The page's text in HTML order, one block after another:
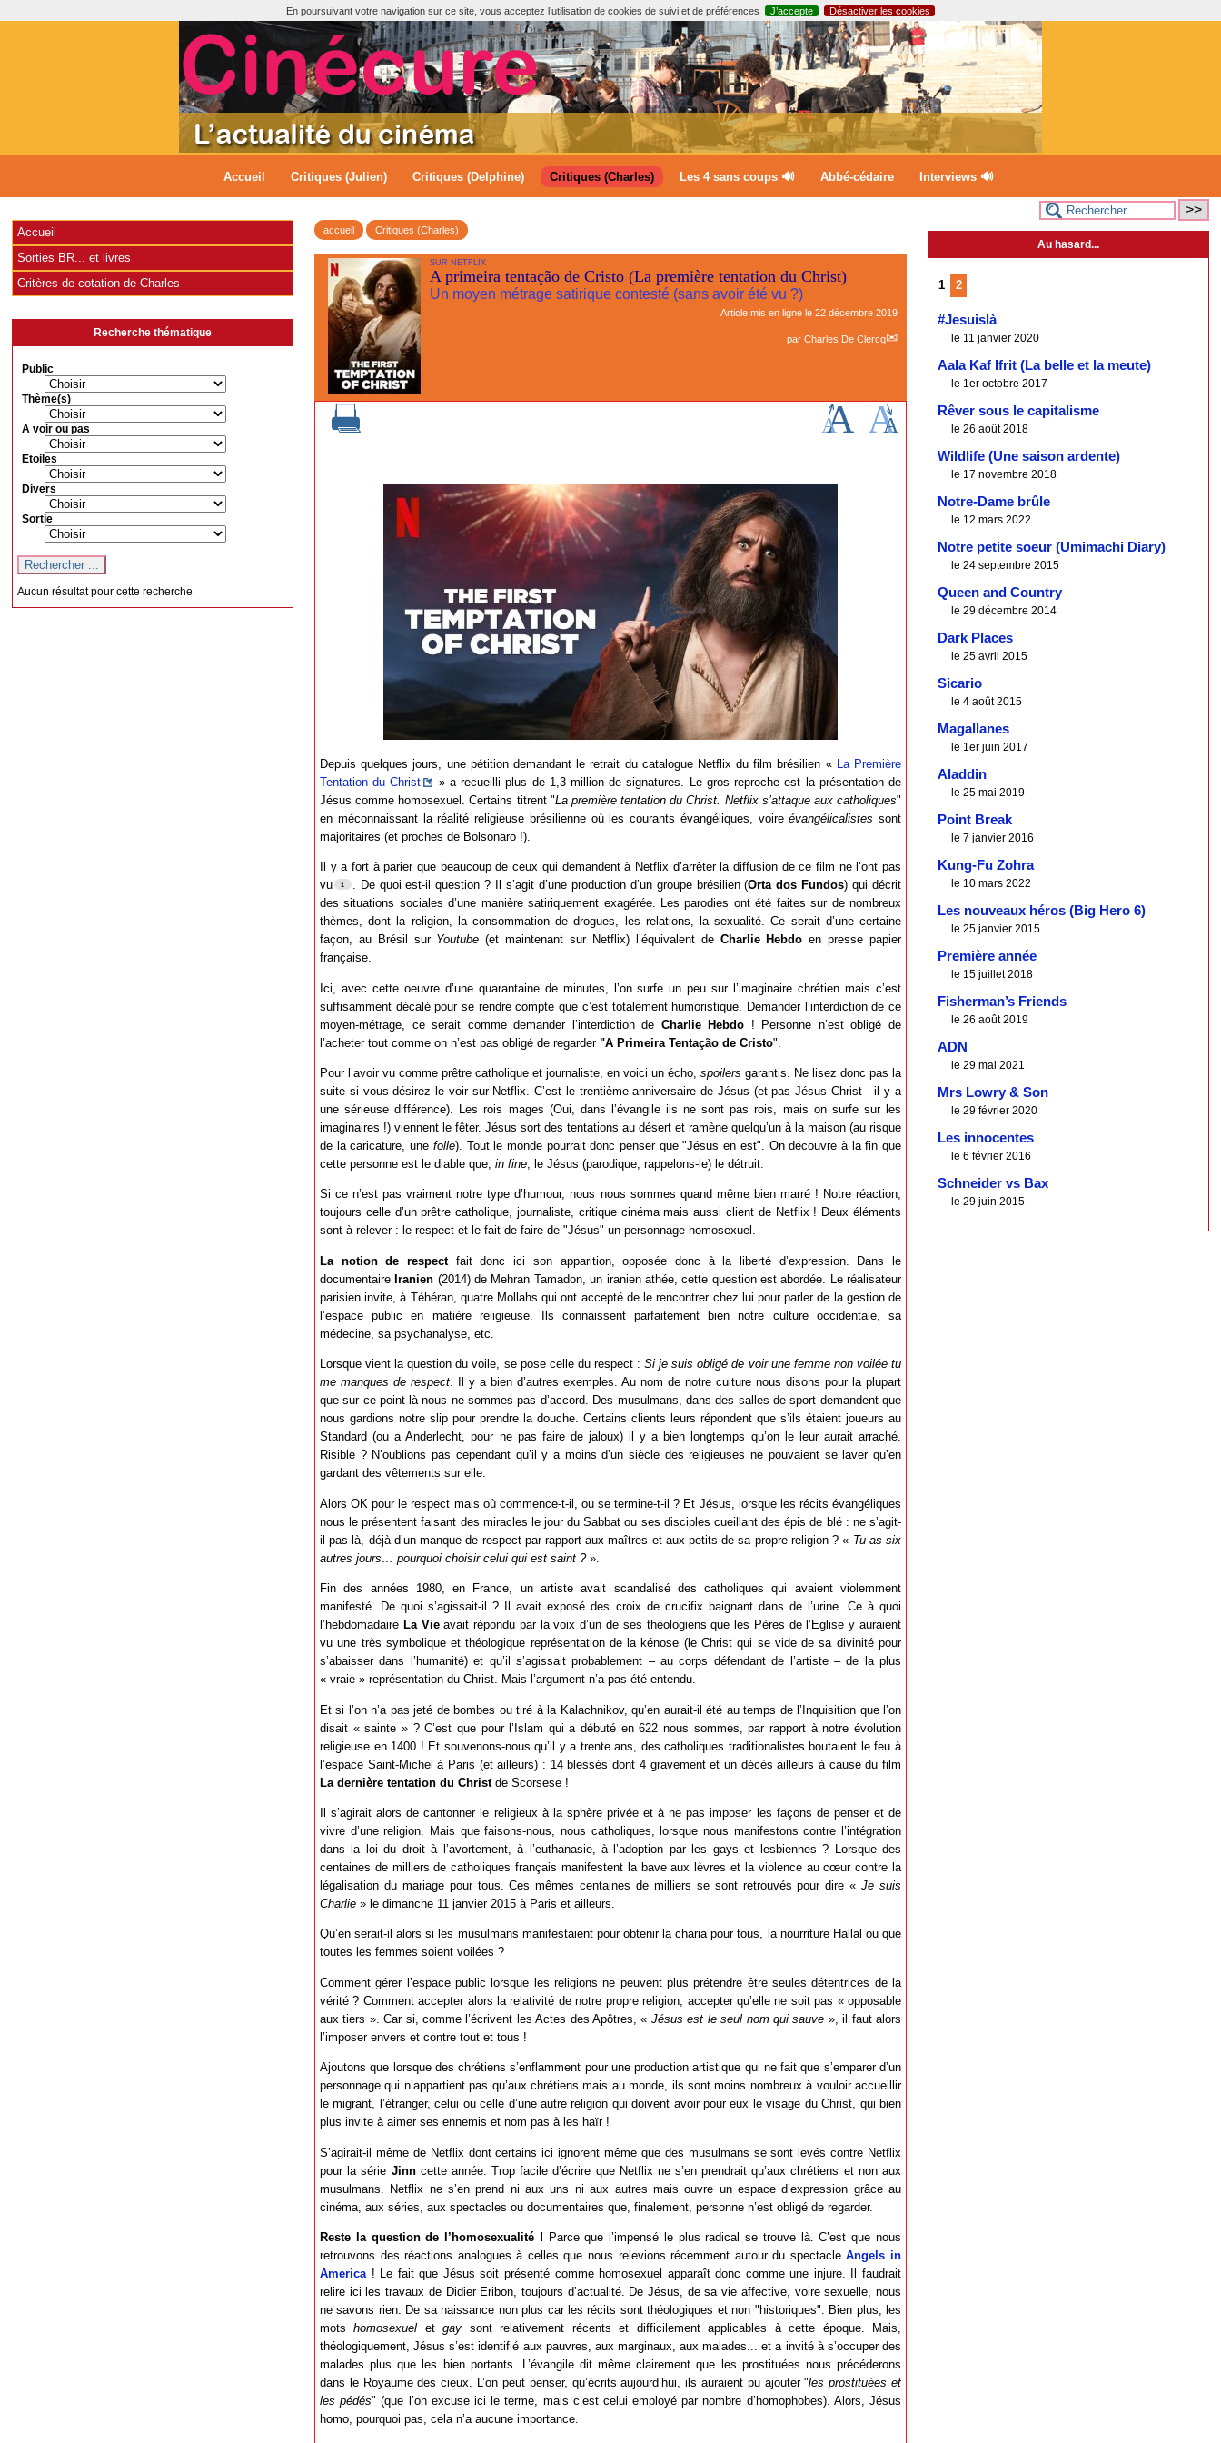
En poursuivant votre navigation sur ce site, vous acceptez l’utilisation de cookies de suivi et de préférences J’accepte Désactiver les cookies
Accueil Critiques (Julien) Critiques (Delphine) Critiques (Charles) Les 4 sans coups 🔊 Abbé-cédaire Interviews 🔊
accueil Critiques (Charles)
SUR NETFLIX
A primeira tentação de Cristo (La première tentation du Christ)
Un moyen métrage satirique contesté (sans avoir été vu ?)
Article mis en ligne le 22 décembre 2019
par Charles De Clercq
Depuis quelques jours, une pétition demandant le retrait du catalogue Netflix du film brésilien « La Première
Tentation du Christ
» a recueilli plus de 1,3 million de signatures. Le gros reproche est la présentation de
Jésus comme homosexuel. Certains titrent "La première tentation du Christ. Netflix s’attaque aux catholiques"
en méconnaissant la réalité religieuse brésilienne où les courants évangéliques, voireévangélicalistes sont
majoritaires (et proches de Bolsonaro !).
Il y a fort à parier que beaucoup de ceux qui demandent à Netflix d’arrêter la diffusion de ce film ne l’ont pas
vu
. De quoi est-il question ? Il s’agit d’une production d’un groupe brésilien (Orta dos Fundos) qui décrit
des situations sociales d’une manière satiriquement exagérée. Les parodies ont été faites sur de nombreux
thèmes, dont la religion, la consommation de drogues, les relations, la sexualité. Ce serait d’une certaine
façon, au Brésil sur Youtube (et maintenant sur Netflix) l’équivalent de Charlie Hebdo en presse papier
française.
Ici, avec cette oeuvre d’une quarantaine de minutes, l’on surfe un peu sur l’imaginaire chrétien mais c’est
suffisamment décalé pour se rendre compte que c’est totalement humoristique. Demander l’interdiction de ce
moyen-métrage, ce serait comme demander l’interdiction de Charlie Hebdo ! Personne n’est obligé de
l’acheter tout comme on n’est pas obligé de regarder "A Primeira Tentação de Cristo".
Pour l’avoir vu comme prêtre catholique et journaliste, en voici un écho, spoilers garantis. Ne lisez donc pas la
suite si vous désirez le voir sur Netflix. C’est le trentième anniversaire de Jésus (et pas Jésus Christ - il y a
une sérieuse différence). Les rois mages (Oui, dans l’évangile ils ne sont pas rois, mais on surfe sur les
imaginaires !) viennent le fêter. Jésus sort des tentations au désert et ramène quelqu’un à la maison (au risque
de la caricature, une folle). Tout le monde pourrait donc penser que "Jésus en est". On découvre à la fin que
cette personne est le diable que, in fine , le Jésus (parodique, rappelons-le) le détruit.
Si ce n’est pas vraiment notre type d’humour, nous nous sommes quand même bien marré ! Notre réaction,
toujours celle d’un prêtre catholique, journaliste, critique cinéma mais aussi client de Netflix ! Deux éléments
sont à relever : le respect et le fait de faire de "Jésus" un personnage homosexuel.
La notion de respectfait donc ici son apparition, opposée donc à la liberté d’expression. Dans le
documentaire Iranien (2014) de Mehran Tamadon, un iranien athée, cette question est abordée. Le réalisateur
parisien invite, à Téhéran, quatre Mollahs qui ont accepté de le rencontrer chez lui pour parler de la gestion de
l’espace public en matière religieuse. Ils connaissent parfaitement bien notre culture occidentale, sa
médecine, sa psychanalyse, etc.
Lorsque vient la question du voile, se pose celle du respect :Si je suis obligé de voir une femme non voilée tu
me manques de respect. Il y a bien d’autres exemples. Au nom de notre culture nous disons pour la plupart
que sur ce point-là nous ne sommes pas d’accord. Des musulmans, dans des salles de sport demandent que
nous gardions notre slip pour prendre la douche. Certains clients leurs répondent que s’ils étaient joueurs au
Standard (ou a Anderlecht, pour ne pas faire de jaloux) il y a bien longtemps qu’on le leur aurait arraché.
Risible ? N’oublions pas cependant qu’il y a moins d’un siècle des religieuses ne pouvaient se laver qu’en
gardant des vêtements sur elle.
Alors OK pour le respect mais où commence-t-il, ou se termine-t-il ? Et Jésus, lorsque les récits évangéliques
nous le présentent faisant des miracles le jour du Sabbat ou ses disciples cueillant des épis de blé : ne s’agit-
il pas là, déjà d’un manque de respect par rapport aux maîtres et aux petits de sa propre religion ? « Tu as six
autres jours… pourquoi choisir celui qui est saint ?».
Fin des années 1980, en France, un artiste avait scandalisé des catholiques qui avaient violemment
manifesté. De quoi s’agissait-il ? Il avait exposé des croix de crucifix baignant dans de l’urine. Ce à quoi
l’hebdomadaire La Vieavait répondu par la voix d’un de ses théologiens que les Pères de l’Eglise y auraient
vu une très symbolique et théologique représentation de la kénose (le Christ qui se vide de sa divinité pour
s’abaisser dans l’humanité) et qu’il s’agissait probablement – au corps défendant de l’artiste – de la plus
« vraie » représentation du Christ. Mais l’argument n’a pas été entendu.
Et si l’on n’a pas jeté de bombes ou tiré à la Kalachnikov, qu’en aurait-il été au temps de l’Inquisition que l’on
disait « sainte » ? C’est que pour l’Islam qui a débuté en 622 nous sommes, par rapport à notre évolution
religieuse en 1400 ! Et souvenons-nous qu’il y a trente ans, des catholiques traditionalistes boutaient le feu à
l’espace Saint-Michel à Paris (et ailleurs) : 14 blessés dont 4 gravement et un décès ailleurs à cause du film
La dernière tentation du Christde Scorsese !
Il s’agirait alors de cantonner le religieux à la sphère privée et à ne pas imposer les façons de penser et de
vivre d’une religion. Mais que faisons-nous, nous catholiques, lorsque nous manifestons contre l’intégration
dans la loi du droit à l’avortement, à l’euthanasie, à l’adoption par les gays et lesbiennes ? Lorsque des
centaines de milliers de catholiques français manifestent la bave aux lèvres et la violence au cœur contre la
légalisation du mariage pour tous. Ces mêmes centaines de milliers se sont retrouvés pour dire «Je suis
Charlie » le dimanche 11 janvier 2015 à Paris et ailleurs.
Qu’en serait-il alors si les musulmans manifestaient pour obtenir la charia pour tous, la nourriture Hallal ou que
toutes les femmes soient voilées ?
Comment gérer l’espace public lorsque les religions ne peuvent plus prétendre être seules détentrices de la
vérité ? Comment accepter alors la relativité de notre propre religion, accepter qu’elle ne soit pas « opposable
aux tiers ». Car si, comme l’écrivent les Actes des Apôtres, « Jésus est le seul nom qui sauve », il faut alors
l’imposer envers et contre tout et tous !
Ajoutons que lorsque des chrétiens s’enflamment pour une production artistique qui ne fait que s’emparer d’un
personnage qui n’appartient pas qu’aux chrétiens mais au monde, ils sont moins nombreux à vouloir accueillir
le migrant, l’étranger, celui ou celle d’une autre religion qui doivent avoir pour eux le visage du Christ, qui bien
plus invite à aimer ses ennemis et nom pas à les haïr !
S’agirait-il même de Netflix dont certains ici ignorent même que des musulmans se sont levés contre Netflix
pour la série Jinncette année. Trop facile d’écrire que Netflix ne s’en prendrait qu’aux chrétiens et non aux
musulmans. Netflix ne s’en prend ni aux uns ni aux autres mais ouvre un espace d’expression grâce au
cinéma, aux séries, aux spectacles ou documentaires que, finalement, personne n’est obligé de regarder.
Reste la question de l’homosexualité ! Parce que l’impensé le plus radical se trouve là. C’est que nous
retrouvons des réactions analogues à celles que nous relevions récemment autour du spectacleAngels in
America! Le fait que Jésus soit présenté comme homosexuel apparaît donc comme une injure. Il faudrait
relire ici les travaux de Didier Eribon, toujours d’actualité. De Jésus, de sa vie affective, voire sexuelle, nous
ne savons rien. De sa naissance non plus car les récits sont théologiques et non "historiques". Bien plus, les
motshomosexuel etgay sont relativement récents et difficilement applicables à cette époque. Mais,
théologiquement, Jésus s’est identifié aux pauvres, aux marginaux, aux malades... et a invité à s’occuper des
malades plus que les bien portants. L’évangile dit même clairement que les prostituées nous précéderons
dans le Royaume des cieux. L’on peut penser, qu’écrits aujourd’hui, ils auraient pu ajouter "les prostituées et
les pédés" (que l’on excuse ici le terme, mais c’est celui employé par nombre d’homophobes). Alors, Jésus
homo, pourquoi pas, cela n’a aucune importance.
Accueil
Sorties BR... et livres
Critères de cotation de Charles
Recherche thématique
Public
Thème(s)
A voir ou pas
Etoiles
Divers
Sortie
Aucun résultat pour cette recherche
Au hasard...
1 2
#Jesuislà
le 11 janvier 2020
Aala Kaf Ifrit (La belle et la meute)
le 1er octobre 2017
Rêver sous le capitalisme
le 26 août 2018
Wildlife (Une saison ardente)
le 17 novembre 2018
Notre-Dame brûle
le 12 mars 2022
Notre petite soeur (Umimachi Diary)
le 24 septembre 2015
Queen and Country
le 29 décembre 2014
Dark Places
le 25 avril 2015
Sicario
le 4 août 2015
Magallanes
le 1er juin 2017
Aladdin
le 25 mai 2019
Point Break
le 7 janvier 2016
Kung-Fu Zohra
le 10 mars 2022
Les nouveaux héros (Big Hero 6)
le 25 janvier 2015
Première année
le 15 juillet 2018
Fisherman’s Friends
le 26 août 2019
ADN
le 29 mai 2021
Mrs Lowry & Son
le 29 février 2020
Les innocentes
le 6 février 2016
Schneider vs Bax
le 29 juin 2015